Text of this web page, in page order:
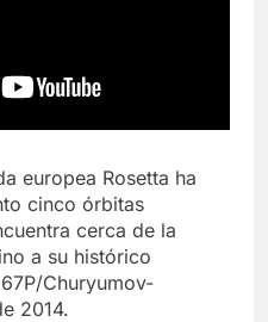
europea Rosetta ha
cinco órbitas
cerca de la
a su histórico
Churyumov-
2014.